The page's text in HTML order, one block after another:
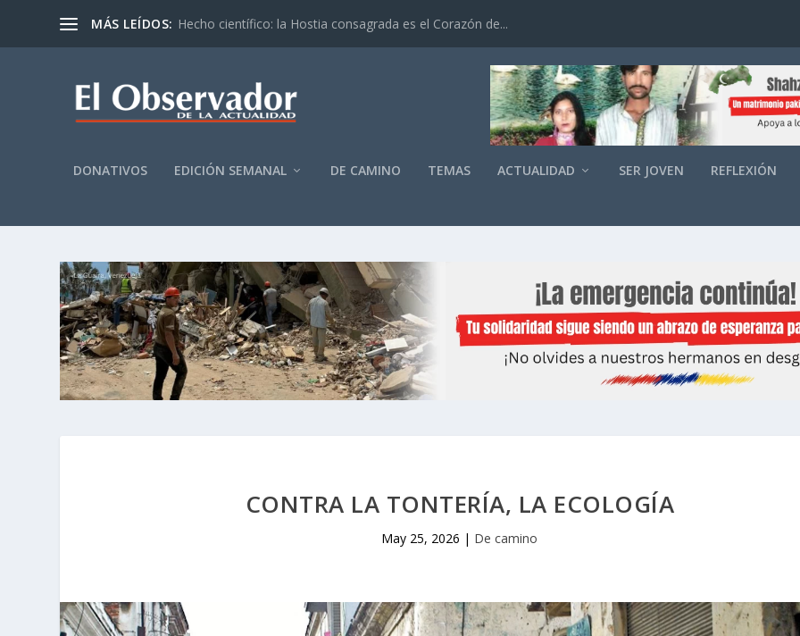
MÁS LEÍDOS: Hecho científico: la Hostia consagrada es el Corazón de...
DONATIVOS EDICIÓN SEMANAL DE CAMINO TEMAS ACTUALIDAD SER JOVEN REFLEXIÓN
CONTRA LA TONTERÍA, LA ECOLOGÍA
May 25, 2026 | De camino